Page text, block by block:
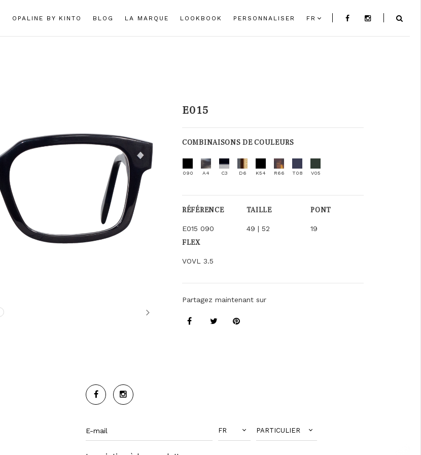
OPALINE BY KINTO BLOG LA MARQUE LOOKBOOK PERSONNALISER FR
Next
E015
COMBINAISONS DE COULEURS
090 A4 C3 D6 K54 R66 T08 V05
RÉFÉRENCE
E015 090
TAILLE
49 | 52
PONT
19
FLEX
VOVL 3.5
Partagez maintenant sur
FR PARTICULIER